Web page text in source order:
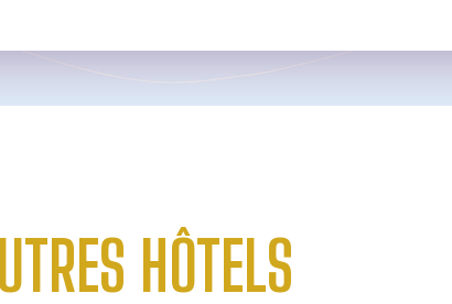
HÔTELS